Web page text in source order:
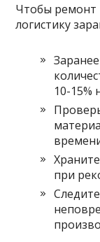
Чтобы ремонт
логистику
10-15%
при